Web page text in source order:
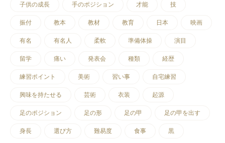
子供の成長 手のポジション 才能 技
振付 教本 教材 教育 日本 映画
有名 有名人 柔軟 準備体操 演目
留学 痛い 発表会 種類 経歴
練習ポイント 美術 習い事 自宅練習
興味を持たせる 芸術 衣装 起源
足のポジション 足の形 足の甲 足の甲を出す
身長 選び方 難易度 食事 黒